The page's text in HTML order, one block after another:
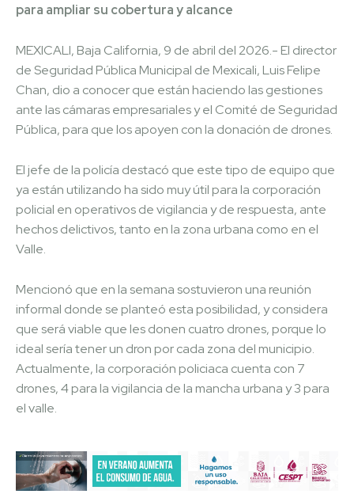
para ampliar su cobertura y alcance
MEXICALI, Baja California, 9 de abril del 2026.- El director
de Seguridad Pública Municipal de Mexicali, Luis Felipe
Chan, dio a conocer que están haciendo las gestiones
ante las cámaras empresariales y el Comité de Seguridad
Pública, para que los apoyen con la donación de drones.
El jefe de la policía destacó que este tipo de equipo que
ya están utilizando ha sido muy útil para la corporación
policial en operativos de vigilancia y de respuesta, ante
hechos delictivos, tanto en la zona urbana como en el
Valle.
Mencionó que en la semana sostuvieron una reunión
informal donde se planteó esta posibilidad, y considera
que será viable que les donen cuatro drones, porque lo
ideal sería tener un dron por cada zona del municipio.
Actualmente, la corporación policiaca cuenta con 7
drones, 4 para la vigilancia de la mancha urbana y 3 para
el valle.